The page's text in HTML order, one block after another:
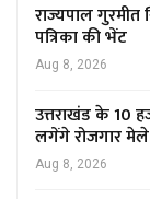
राज्यपाल गुरमीत
पत्रिका की भेंट
Aug 8, 2026
उत्तराखंड के 10
लगेंगे रोजगार मेले
Aug 8, 2026